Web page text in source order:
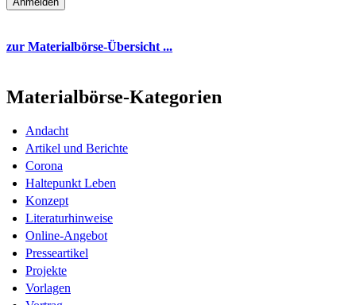
zur Materialbörse-Übersicht ...
Materialbörse-Kategorien
Andacht
Artikel und Berichte
Corona
Haltepunkt Leben
Konzept
Literaturhinweise
Online-Angebot
Presseartikel
Projekte
Vorlagen